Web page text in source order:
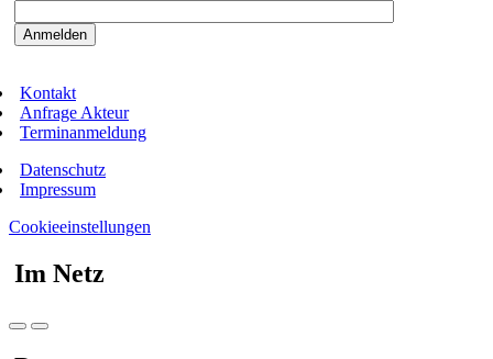
Kontakt
Anfrage Akteur
Terminanmeldung
Datenschutz
Impressum
Cookieeinstellungen
Im Netz